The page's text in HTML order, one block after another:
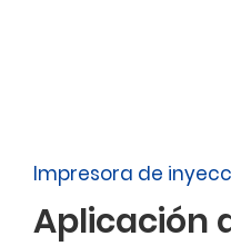
Impresora de
Aplicación